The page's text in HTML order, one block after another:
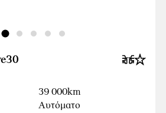
39 000km
Αυτόματο